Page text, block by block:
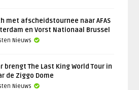
met afscheidstournee naar AFAS
en Vorst Nationaal Brussel
Nieuws
brengt The Last King World Tour in
de Ziggo Dome
Nieuws